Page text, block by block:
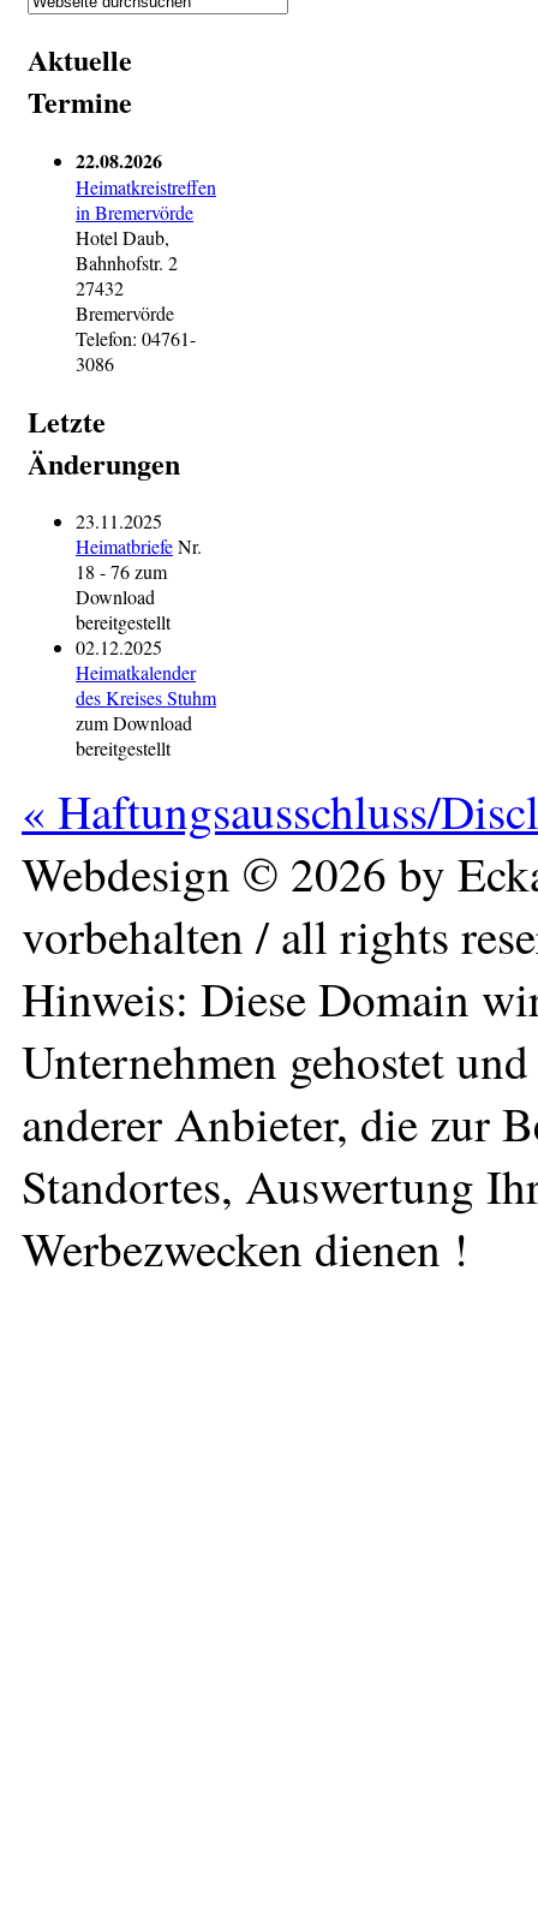
Aktuelle
Termine
22.08.2026
Heimatkreistreffen
in Bremervörde
Hotel Daub,
Bahnhofstr. 2
27432
Bremervörde
Telefon: 04761-
3086
Letzte
Änderungen
23.11.2025
HeimatbriefeNr.
18 - 76 zum
Download
bereitgestellt
02.12.2025
Heimatkalender
des Kreises Stuhm
zum Download
bereitgestellt
« Haftungsausschluss/
Webdesign © 2026 by
vorbehalten / all rights
Hinweis: Diese Domain
Unternehmen gehostet
anderer Anbieter, die zur
Standortes, Auswertung
Werbezwecken dienen !